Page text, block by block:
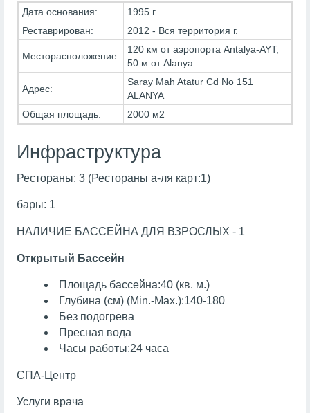
Дата основания:
1995 г.
Реставрирован:
2012 - Вся территория г.
Месторасположение:
120 км от аэропорта Antalya-AYT,
50 м от Alanya
Адрес:
Saray Mah Atatur Cd No 151
ALANYA
Общая площадь:
2000 м2
Инфраструктура
Рестораны: 3 (Рестораны а-ля карт:1)
бары: 1
НАЛИЧИЕ БАССЕЙНА ДЛЯ ВЗРОСЛЫХ - 1
Открытый Бассейн
Площадь бассейна:40 (кв. м.)
Глубина (см) (Min.-Max.):140-180
Без подогрева
Пресная вода
Часы работы:24 часа
СПА-Центр
Услуги врача